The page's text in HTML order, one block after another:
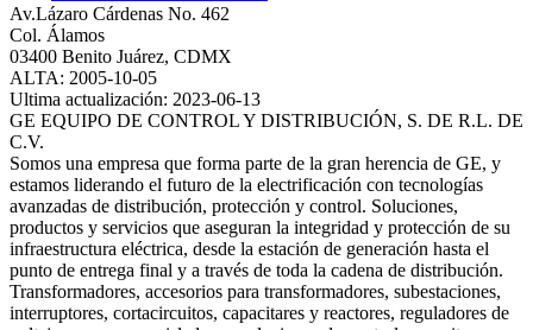
Av.Lázaro Cárdenas No. 462
Col. Álamos
03400 Benito Juárez, CDMX
ALTA: 2005-10-05
Ultima actualización: 2023-06-13
GE EQUIPO DE CONTROL Y DISTRIBUCIÓN, S. DE R.L. DE
C.V.
Somos una empresa que forma parte de la gran herencia de GE, y
estamos liderando el futuro de la electrificación con tecnologías
avanzadas de distribución, protección y control. Soluciones,
productos y servicios que aseguran la integridad y protección de su
infraestructura eléctrica, desde la estación de generación hasta el
punto de entrega final y a través de toda la cadena de distribución.
Transformadores, accesorios para transformadores, subestaciones,
interruptores, cortacircuitos, capacitares y reactores, reguladores de